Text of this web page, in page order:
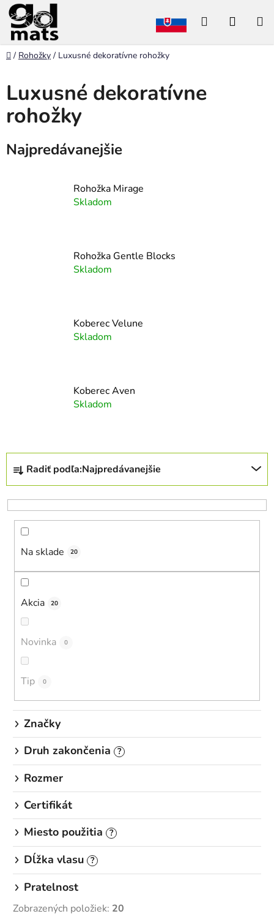
Prejsť
na
obsah
Hľadať
Domov
/ Rohožky / Luxusné dekoratívne rohožky
Luxusné dekoratívne
rohožky
Najpredávanejšie
Rohožka Mirage
Skladom
Rohožka Gentle Blocks
Skladom
Koberec Velune
Skladom
Koberec Aven
Skladom
R
d
e
Radiť podľa:Najpredávanejšie
Na sklade 20
Akcia 20
Novinka 0
Tip 0
Značky
Druh zakončenia
?
Rozmer
Certifikát
Miesto použitia
?
Dĺžka vlasu ?
Pratelnost
Zobrazených položiek: 20